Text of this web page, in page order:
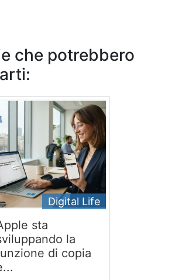
che potrebbero
Digital Life
sta
la
di copia